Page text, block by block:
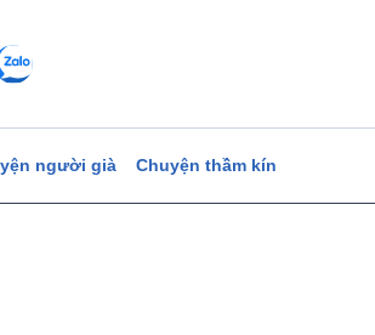
người già Chuyện thầm kín